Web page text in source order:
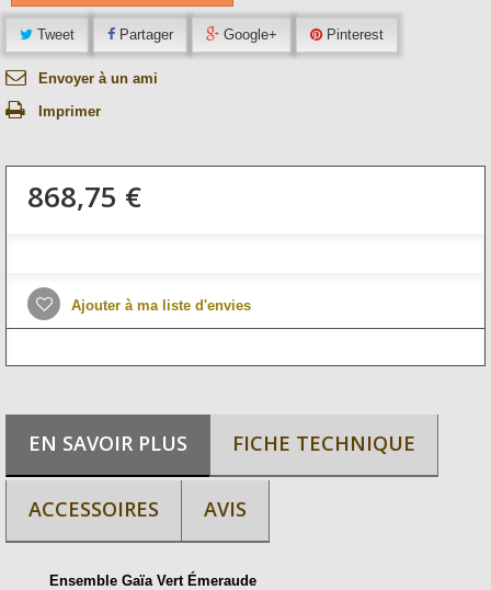
Tweet Partager Google+ Pinterest
Envoyer à un ami
Imprimer
868,75 €
Ajouter à ma liste d'envies
EN SAVOIR PLUS FICHE TECHNIQUE
ACCESSOIRES AVIS
Ensemble Gaïa Vert Émeraude